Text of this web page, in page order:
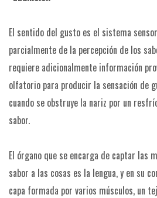
El sentido del gusto es el sistema
parcialmente de la percepción de los
requiere adicionalmente información
olfatorio para producir la sensación de
cuando se obstruye la nariz por un
sabor.
El órgano que se encarga de captar las
sabor a las cosas es la lengua, y en su
capa formada por varios músculos, un